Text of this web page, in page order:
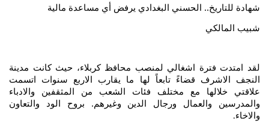
شهادة للتاريخ.. الحسني البغدادي يرفض أي مساعدة مالية
شبيب المالكي
لقد امتدت فترة اشغالي لمنصب محافظ كربلاء، حيث كانت مدينة
النجف الاشرف قضاءً تابعاً لها ما يقارب الاربع سنوات اتسمت
علاقتي خلالها مع مختلف فئات الشعب من المثقفين والادباء
والمدرسين والعمال ورجال الدين وغيرهم. بروح الود والتعاون
والاخاء.